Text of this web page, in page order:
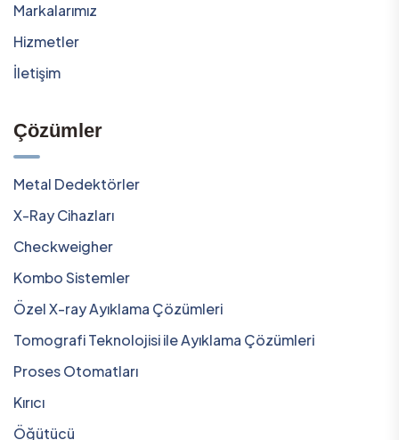
Markalarımız
Hizmetler
İletişim
Çözümler
Metal Dedektörler
X-Ray Cihazları
Checkweigher
Kombo Sistemler
Özel X-ray Ayıklama Çözümleri
Tomografi Teknolojisi ile Ayıklama Çözümleri
Proses Otomatları
Kırıcı
Öğütücü